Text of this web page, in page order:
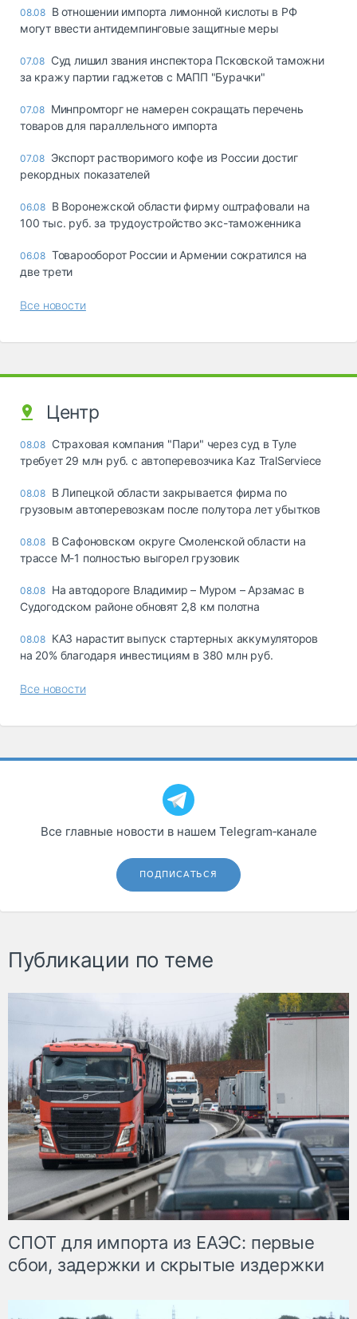
08.08 В отношении импорта лимонной кислоты в РФ
могут ввести антидемпинговые защитные меры
07.08 Суд лишил звания инспектора Псковской таможни
за кражу партии гаджетов с МАПП "Бурачки"
07.08 Минпромторг не намерен сокращать перечень
товаров для параллельного импорта
07.08 Экспорт растворимого кофе из России достиг
рекордных показателей
06.08 В Воронежской области фирму оштрафовали на
100 тыс. руб. за трудоустройство экс-таможенника
06.08 Товарооборот России и Армении сократился на
две трети
Все новости
Центр
08.08 Страховая компания "Пари" через суд в Туле
требует 29 млн руб. с автоперевозчика Kaz TralServiece
08.08 В Липецкой области закрывается фирма по
грузовым автоперевозкам после полутора лет убытков
08.08 В Сафоновском округе Смоленской области на
трассе М-1 полностью выгорел грузовик
08.08 На автодороге Владимир – Муром – Арзамас в
Судогодском районе обновят 2,8 км полотна
08.08 КАЗ нарастит выпуск стартерных аккумуляторов
на 20% благодаря инвестициям в 380 млн руб.
Все новости
Все главные новости в нашем Telegram‑канале
ПОДПИСАТЬСЯ
Публикации по теме
СПОТ для импорта из ЕАЭС: первые
сбои, задержки и скрытые издержки